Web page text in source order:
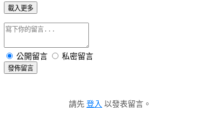
載入更多
公開留言 私密留言
發佈留言
請先 登入 以發表留言。